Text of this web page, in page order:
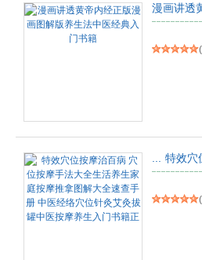
漫画讲透
(
特效穴
(